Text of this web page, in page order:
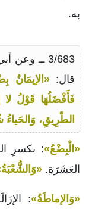
به.
3/683 ــ
قال:
فَأَفْضَلُهَا قَوْلُ لا
الطّرِيقِ،
«الْبِضْعُ»: بكسرِ
العَشَرَةِ.
«وَالإماطَةُ»: